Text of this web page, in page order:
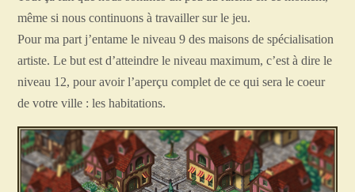
même si nous continuons à travailler sur le jeu.
Pour ma part j’entame le niveau 9 des maisons de spécialisation
artiste. Le but est d’atteindre le niveau maximum, c’est à dire le
niveau 12, pour avoir l’aperçu complet de ce qui sera le coeur
de votre ville : les habitations.